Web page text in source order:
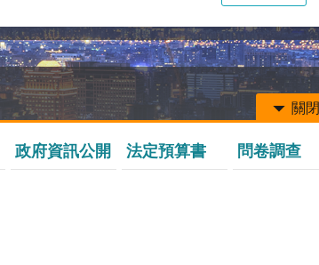
關閉
政府資訊公開 法定預算書 問卷調查